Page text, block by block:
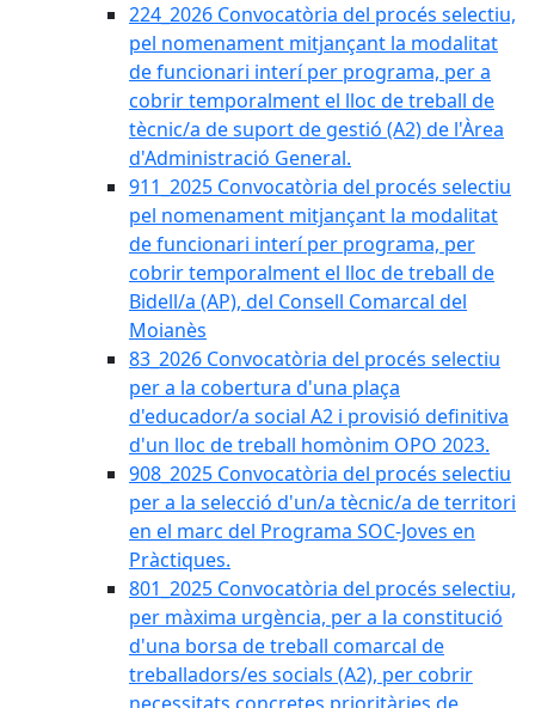
224_2026 Convocatòria del procés selectiu,
pel nomenament mitjançant la modalitat
de funcionari interí per programa, per a
cobrir temporalment el lloc de treball de
tècnic/a de suport de gestió (A2) de l'Àrea
d'Administració General.
911_2025 Convocatòria del procés selectiu
pel nomenament mitjançant la modalitat
de funcionari interí per programa, per
cobrir temporalment el lloc de treball de
Bidell/a (AP), del Consell Comarcal del
Moianès
83_2026 Convocatòria del procés selectiu
per a la cobertura d'una plaça
d'educador/a social A2 i provisió definitiva
d'un lloc de treball homònim OPO 2023.
908_2025 Convocatòria del procés selectiu
per a la selecció d'un/a tècnic/a de territori
en el marc del Programa SOC-Joves en
Pràctiques.
801_2025 Convocatòria del procés selectiu,
per màxima urgència, per a la constitució
d'una borsa de treball comarcal de
treballadors/es socials (A2), per cobrir